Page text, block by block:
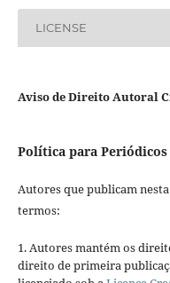
LICENSE
Aviso de Direito Autoral
Política para
Autores que publicam
termos:
1. Autores mantém os
direito de primeira